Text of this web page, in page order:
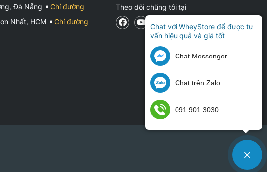
Đà Nẵng
Chỉ đường
Nhất, HCM
Chỉ đường
Theo dõi chũng tôi tại
Chat với WheyStore để được tư
vấn hiệu quả và giá tốt
Chat Messenger
Chat trên Zalo
091 901 3030